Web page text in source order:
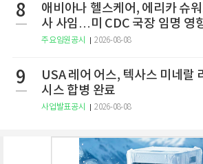
8
애비아나 헬스케어, 에리카 슈워
사 사임…미 CDC 국장 임명 영
주요임원공시 2026-08-08
9
USA 레어 어스, 텍사스 미네랄
시스 합병 완료
사업발표공시 2026-08-08